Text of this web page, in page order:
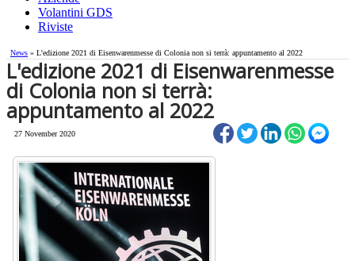
Volantini GDS
Riviste
News » L'edizione 2021 di Eisenwarenmesse di Colonia non si terrà: appuntamento al 2022
L'edizione 2021 di Eisenwarenmesse
di Colonia non si terrà:
appuntamento al 2022
27 November 2020